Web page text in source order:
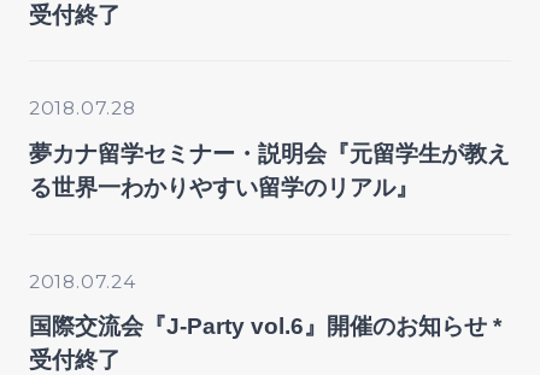
受付終了
2018.07.28
夢カナ留学セミナー・説明会『元留学生が教え
る世界一わかりやすい留学のリアル』
2018.07.24
国際交流会『J-Party vol.6』開催のお知らせ *
受付終了